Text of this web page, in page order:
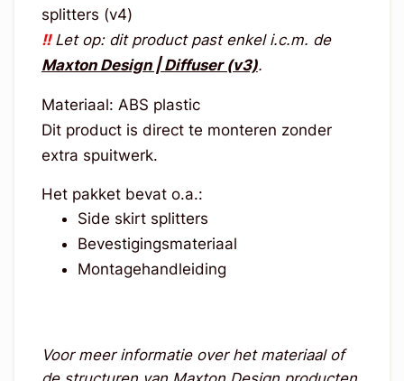
splitters (v4)
!!Let op: dit product past enkel i.c.m. de
Maxton Design | Diffuser (v3).
Materiaal: ABS plastic
Dit product is direct te monteren zonder
extra spuitwerk.
Het pakket bevat o.a.:
Side skirt splitters
Bevestigingsmateriaal
Montagehandleiding
Voor meer informatie over het materiaal of